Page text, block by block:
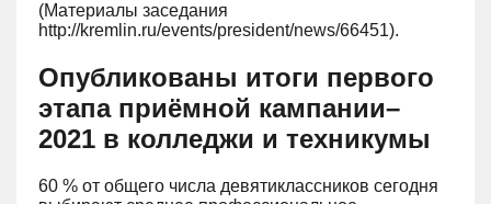
(Материалы заседания
http://kremlin.ru/events/president/news/66451).
Опубликованы итоги первого
этапа приёмной кампании–
2021 в колледжи и техникумы
60 % от общего числа девятиклассников сегодня